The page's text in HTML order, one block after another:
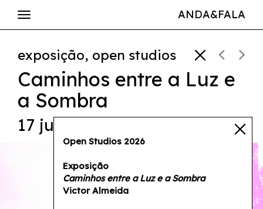
ANDA&FALA
exposição, open studios
Caminhos entre a Luz e
a Sombra
17 jul — 18h30
Open Studios 2026
Exposição
Caminhos entre a Luz e a Sombra
Victor Almeida